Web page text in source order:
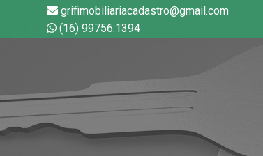
grifimobiliariacadastro@gmail.com
(16) 99756.1394